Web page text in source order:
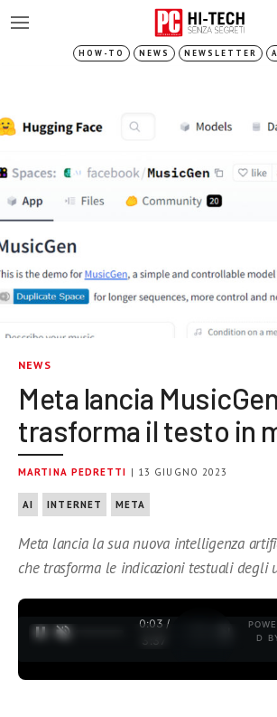
HOW-TO NEWS NEWSLETTER
NEWS
Meta lancia
trasforma il testo in
MARTINA PEDRETTI | 13 GIUGNO 2023
AI INTERNET META
Meta lancia la sua nuova intelligenza
che trasforma le indicazioni testuali degli
0:04 /
3:37
D